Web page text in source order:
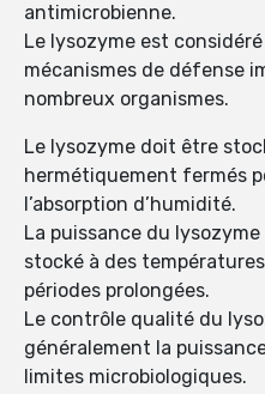
antimicrobienne.
Le lysozyme est
mécanismes de défense
nombreux organismes.
Le lysozyme doit être
hermétiquement fermés
l’absorption d’humidité.
La puissance du
stocké à des
périodes prolongées.
Le contrôle qualité du
généralement la
limites microbiologiques.